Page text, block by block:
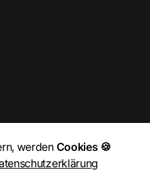
werden Cookies 🍪